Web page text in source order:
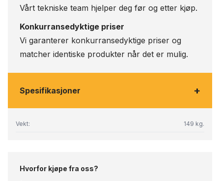
Vårt tekniske team hjelper deg før og etter kjøp.
Konkurransedyktige priser
Vi garanterer konkurransedyktige priser og
matcher identiske produkter når det er mulig.
Spesifikasjoner +
Vekt: 149 kg.
Hvorfor kjøpe fra oss?